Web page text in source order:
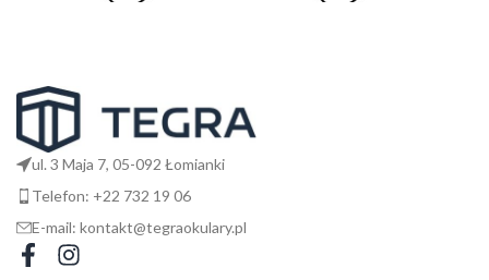
26
145
ul. 3 Maja 7, 05-092 Łomianki
Telefon: +22 732 19 06
E-mail: kontakt@tegraokulary.pl